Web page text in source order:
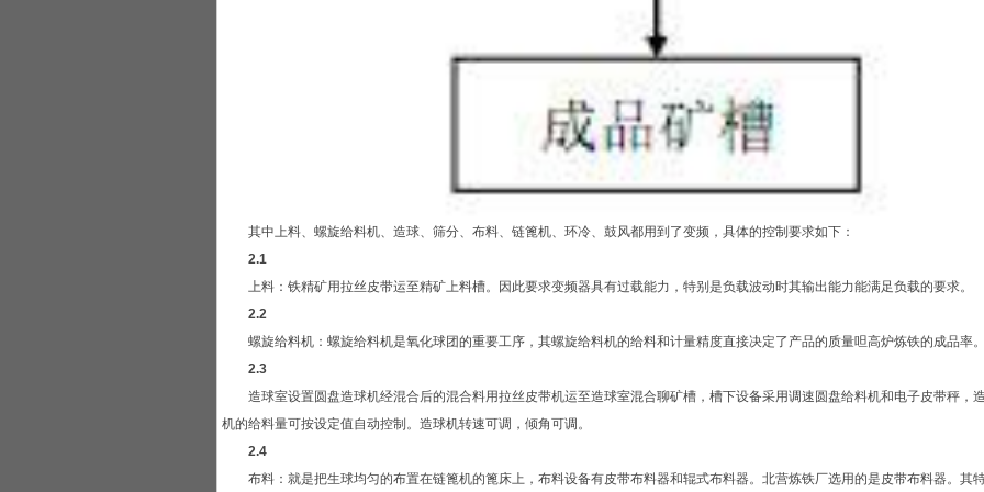
其中上料、螺旋给料机、造球、筛分、布料、链篦机、环冷、鼓风都用到了变频，具体的控制要求如下：
2.1
上料：铁精矿用拉丝皮带运至精矿上料槽。因此要求变频器具有过载能力，特别是负载波动时其输出能力能满足负载的要求。
2.2
螺旋给料机：螺旋给料机是氧化球团的重要工序，其螺旋给料机的给料和计量精度直接决定了产品的质量呾高炉炼铁的成品率。
2.3
造球室设置圆盘造球机经混合后的混合料用拉丝皮带机运至造球室混合聊矿槽，槽下设备采用调速圆盘给料机和电子皮带秤，
机的给料量可按设定值自动控制。造球机转速可调，倾角可调。
2.4
布料：就是把生球均匀的布置在链篦机的篦床上，布料设备有皮带布料器和辊式布料器。北营炼铁厂选用的是皮带布料器。其